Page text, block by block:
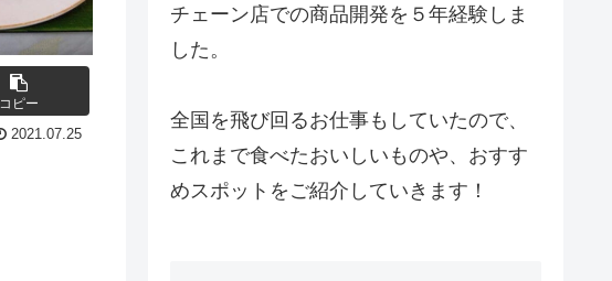
コピー
2021.07.25
チェーン店での商品開発を５年経験しま
した。
全国を飛び回るお仕事もしていたので、
これまで食べたおいしいものや、おすす
めスポットをご紹介していきます！